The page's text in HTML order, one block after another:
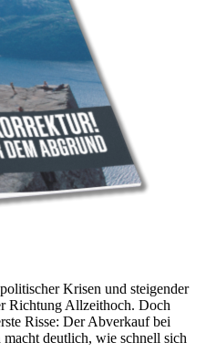
Krisen und steigender
Richtung Allzeithoch. Doch
Risse: Der Abverkauf bei
deutlich, wie schnell sich